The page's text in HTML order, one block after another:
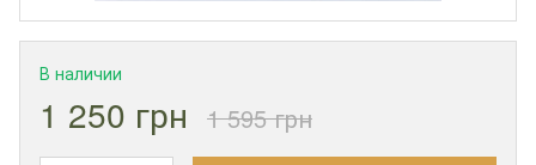
В наличии
1 250 грн 1 595 грн